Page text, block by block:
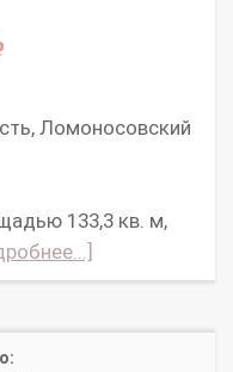
Ломоносовский
133,3 кв. м,